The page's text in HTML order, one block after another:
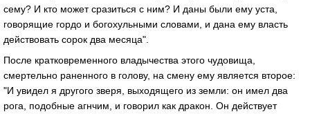
сему? И кто может сразиться с ним? И даны были ему уста,
говорящие гордо и богохульными словами, и дана ему власть
действовать сорок два месяца".
После кратковременного владычества этого чудовища,
смертельно раненного в голову, на смену ему является второе:
"И увидел я другого зверя, выходящего из земли: он имел два
рога, подобные агнчим, и говорил как дракон. Он действует